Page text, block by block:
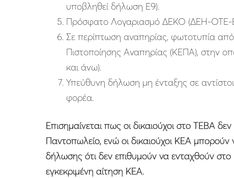
υποβληθεί δήλωση Ε9).
Πρόσφατο Λογαριασμό ΔΕΚΟ (ΔΕΗ-ΟΤΕ-
Σε περίπτωση αναπηρίας, φωτοτυπία
Πιστοποίησης Αναπηρίας (ΚΕΠΑ), στην
και άνω).
Υπεύθυνη δήλωση μη ένταξης σε
φορέα.
Επισημαίνεται πως οι δικαιούχοι στο ΤΕΒΑ
Παντοπωλείο, ενώ οι δικαιούχοι ΚΕΑ
δήλωσης ότι δεν επιθυμούν να ενταχθούν
εγκεκριμένη αίτηση ΚΕΑ.